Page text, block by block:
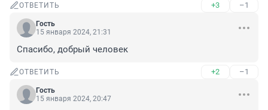
ОТВЕТИТЬ +3 –1
Гость
15 января 2024, 21:31
Спасибо, добрый человек
ОТВЕТИТЬ +2 –1
Гость
15 января 2024, 20:47